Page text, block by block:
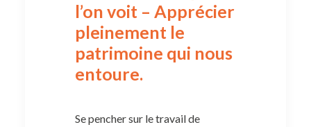
l’on voit – Apprécier
pleinement le
patrimoine qui nous
entoure.
Se pencher sur le travail de